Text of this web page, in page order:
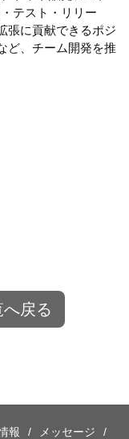
テスト・リリー
張に貢献できるポジ
ど、チーム開発を推
戻る
報 メッセージ